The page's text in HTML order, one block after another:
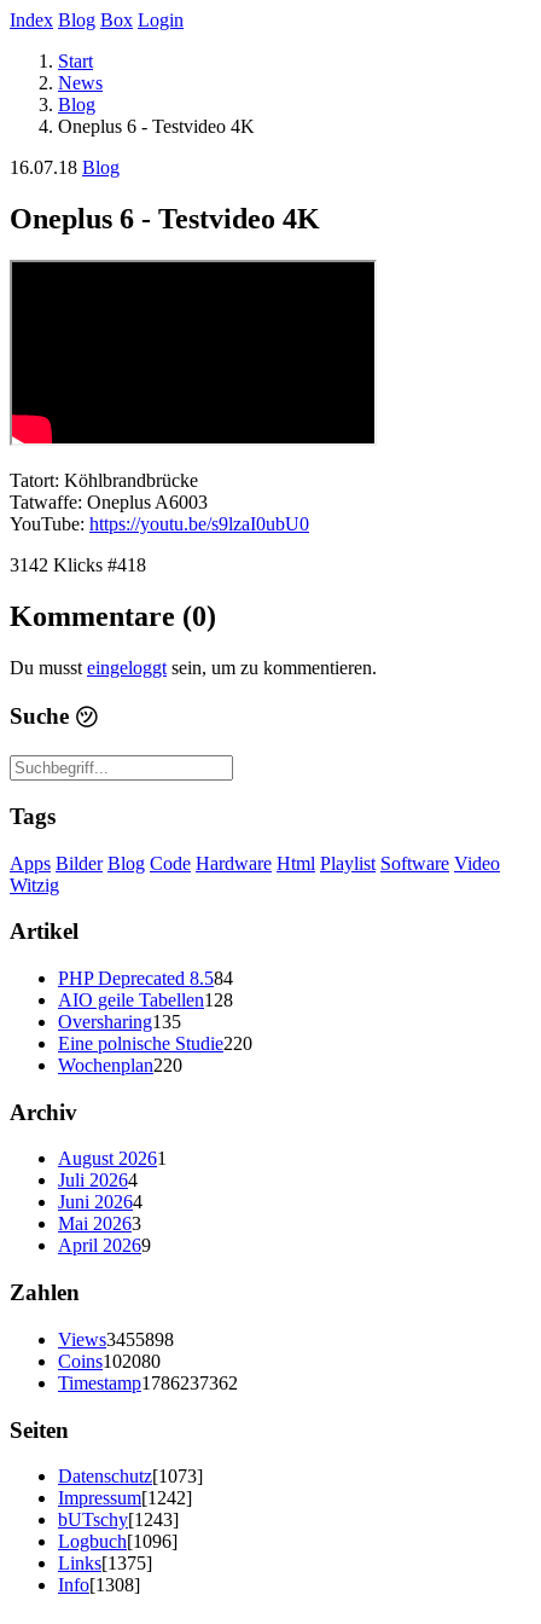
Index Blog Box Login
Start
News
Blog
Oneplus 6 - Testvideo 4K
16.07.18 Blog
Oneplus 6 - Testvideo 4K
Tatort: Köhlbrandbrücke
Tatwaffe: Oneplus A6003
YouTube: https://youtu.be/s9lzaI0ubU0
3142 Klicks #418
Kommentare (0)
Du musst eingeloggt sein, um zu kommentieren.
Suche ㋡
Tags
Apps Bilder Blog Code Hardware Html Playlist Software Video
Witzig
Artikel
PHP Deprecated 8.584
AIO geile Tabellen128
Oversharing135
Eine polnische Studie220
Wochenplan220
Archiv
August 20261
Juli 20264
Juni 20264
Mai 20263
April 20269
Zahlen
Views3455898
Coins102080
Timestamp1786237362
Seiten
Datenschutz[1073]
Impressum[1242]
bUTschy[1243]
Logbuch[1096]
Links[1375]
Info[1308]